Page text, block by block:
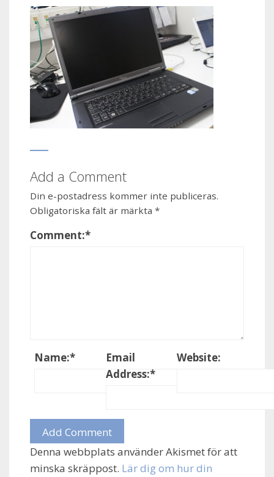
Add a Comment
Din e-postadress kommer inte publiceras.
Obligatoriska fält är märkta *
Comment:*
Name:*
Email
Address:*
Website:
Denna webbplats använder Akismet för att
minska skräppost. Lär dig om hur din